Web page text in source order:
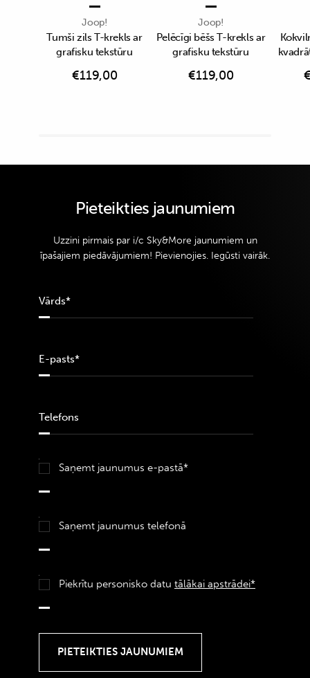
Joop!
Tumši zils T-krekls ar
grafisku tekstūru
€119,00
Joop!
Pelēcīgi bēšs T-krekls ar
grafisku tekstūru
€119,00
Pieteikties jaunumiem
Uzzini pirmais par i/c Sky&More jaunumiem un
īpašajiem piedāvājumiem! Pievienojies. Iegūsti vairāk.
Saņemt jaunumus e-pastā*
Saņemt jaunumus telefonā
Piekrītu personisko datu tālākai apstrādei*